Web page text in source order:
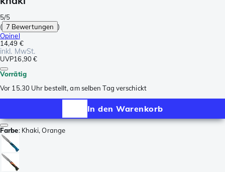
5/5
( 7 Bewertungen )
Opinel
14,49 €
inkl. MwSt.
UVP16,90 €
Vorrätig
Vor 15.30 Uhr bestellt, am selben Tag verschickt
In den Warenkorb
Farbe: Khaki, Orange